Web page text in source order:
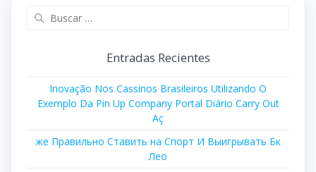
Entradas Recientes
Inovação Nos Cassinos Brasileiros Utilizando O
Exemplo Da Pin Up Company Portal Diário Carry Out
Aç
же Правильно Ставить на Спорт И Выигрывать Бк
Лео